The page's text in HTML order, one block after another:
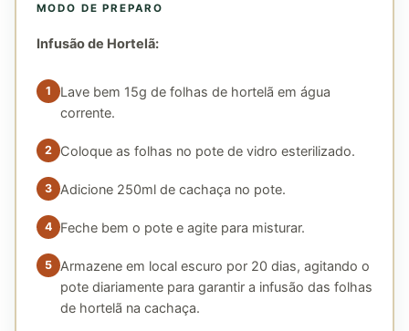
MODO DE PREPARO
Infusão de Hortelã:
Lave bem 15g de folhas de hortelã em água
corrente.
Coloque as folhas no pote de vidro esterilizado.
Adicione 250ml de cachaça no pote.
Feche bem o pote e agite para misturar.
Armazene em local escuro por 20 dias, agitando o
pote diariamente para garantir a infusão das folhas
de hortelã na cachaça.